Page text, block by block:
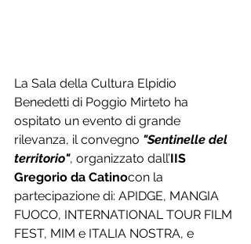
La Sala della Cultura Elpidio
Benedetti di Poggio Mirteto ha
ospitato un evento di grande
rilevanza, il convegno "Sentinelle del
territorio", organizzato dall’IIS
Gregorio da Catinocon la
partecipazione di: APIDGE, MANGIA
FUOCO, INTERNATIONAL TOUR FILM
FEST, MIM e ITALIA NOSTRA, e